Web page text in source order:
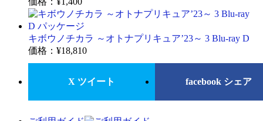
キボウノチカラ ～オトナプリキュア’23～ 3 Blu-ray D
価格： ¥18,810
X ツイート facebook シェア